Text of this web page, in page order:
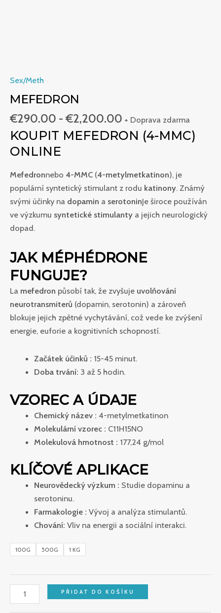
Sex/Meth
MEFEDRON
€290.00 - €2,200.00 + Doprava zdarma
KOUPIT MEFEDRON (4-MMC)
ONLINE
Mefedronnebo 4-MMC (4-metylmetkatinon), je
populární syntetický stimulant z rodu katinony. Známý
svými účinky na dopamin a serotoninJe široce používán
ve výzkumu syntetické stimulanty a jejich neurologický
dopad.
JAK MÉPHÉDRONE
FUNGUJE?
La mefedron působí tak, že zvyšuje uvolňování
neurotransmiterů (dopamin, serotonin) a zároveň
blokuje jejich zpětné vychytávání, což vede ke zvýšení
energie, euforie a kognitivních schopností.
Začátek účinků : 15-45 minut.
Doba trvání: 3 až 5 hodin.
VZOREC A ÚDAJE
Chemický název : 4-metylmetkatinon
Molekulární vzorec : C11H15NO
Molekulová hmotnost : 177,24 g/mol
KLÍČOVÉ APLIKACE
Neurovědecký výzkum : Studie dopaminu a
serotoninu.
Farmakologie : Vývoj a analýza stimulantů.
Chování: Vliv na energii a sociální interakci.
100G 500G 1 KG
PŘIDAT DO KOŠÍKU